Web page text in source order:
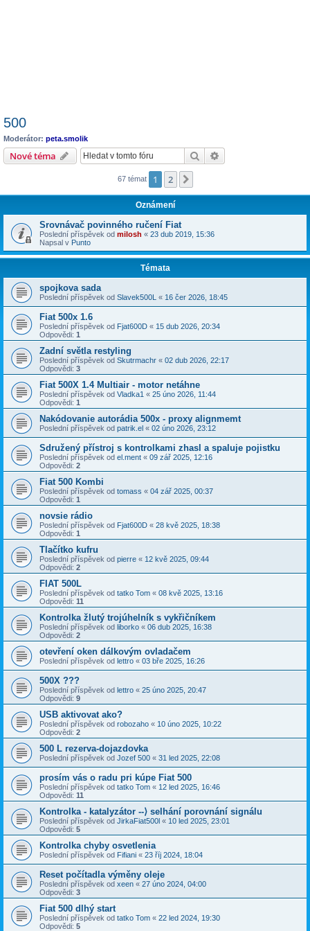
500
Moderátor: peta.smolik
Nové téma Hledat
67 témat 1 2
Oznámení
Srovnávač povinného ručení Fiat
Poslední příspěvek od milosh « 23 dub 2019, 15:36
Napsal v Punto
Témata
spojkova sada
Poslední příspěvek od Slavek500L « 16 čer 2026, 18:45
Fiat 500x 1.6
Poslední příspěvek od Fjat600D « 15 dub 2026, 20:34
Odpovědi: 1
Zadní světla restyling
Poslední příspěvek od Skutrmachr « 02 dub 2026, 22:17
Odpovědi: 3
Fiat 500X 1.4 Multiair - motor netáhne
Poslední příspěvek od Vladka1 « 25 úno 2026, 11:44
Odpovědi: 1
Nakódovanie autorádia 500x - proxy alignmemt
Poslední příspěvek od patrik.el « 02 úno 2026, 23:12
Sdružený přístroj s kontrolkami zhasl a spaluje pojistku
Poslední příspěvek od el.ment « 09 zář 2025, 12:16
Odpovědi: 2
Fiat 500 Kombi
Poslední příspěvek od tomass « 04 zář 2025, 00:37
Odpovědi: 1
novsie rádio
Poslední příspěvek od Fjat600D « 28 kvě 2025, 18:38
Odpovědi: 1
Tlačítko kufru
Poslední příspěvek od pierre « 12 kvě 2025, 09:44
Odpovědi: 2
FIAT 500L
Poslední příspěvek od tatko Tom « 08 kvě 2025, 13:16
Odpovědi: 11
Kontrolka žlutý trojúhelník s vykřičníkem
Poslední příspěvek od liborko « 06 dub 2025, 16:38
Odpovědi: 2
otevření oken dálkovým ovladačem
Poslední příspěvek od lettro « 03 bře 2025, 16:26
500X ???
Poslední příspěvek od lettro « 25 úno 2025, 20:47
Odpovědi: 9
USB aktivovat ako?
Poslední příspěvek od robozaho « 10 úno 2025, 10:22
Odpovědi: 2
500 L rezerva-dojazdovka
Poslední příspěvek od Jozef 500 « 31 led 2025, 22:08
prosím vás o radu pri kúpe Fiat 500
Poslední příspěvek od tatko Tom « 12 led 2025, 16:46
Odpovědi: 11
Kontrolka - katalyzátor --⟩ selhání porovnání signálu
Poslední příspěvek od JirkaFiat500l « 10 led 2025, 23:01
Odpovědi: 5
Kontrolka chyby osvetlenia
Poslední příspěvek od Fifiani « 23 říj 2024, 18:04
Reset počítadla výměny oleje
Poslední příspěvek od xeen « 27 úno 2024, 04:00
Odpovědi: 3
Fiat 500 dlhý start
Poslední příspěvek od tatko Tom « 22 led 2024, 19:30
Odpovědi: 5